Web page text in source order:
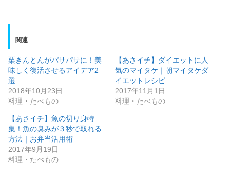
関連
栗きんとんがパサパサに！美
味しく復活させるアイデア2
選
2018年10月23日
料理・たべもの
【あさイチ】ダイエットに人
気のマイタケ｜朝マイタケダ
イエットレシピ
2017年11月1日
料理・たべもの
【あさイチ】魚の切り身特
集！魚の臭みが３秒で取れる
方法｜お弁当活用術
2017年9月19日
料理・たべもの